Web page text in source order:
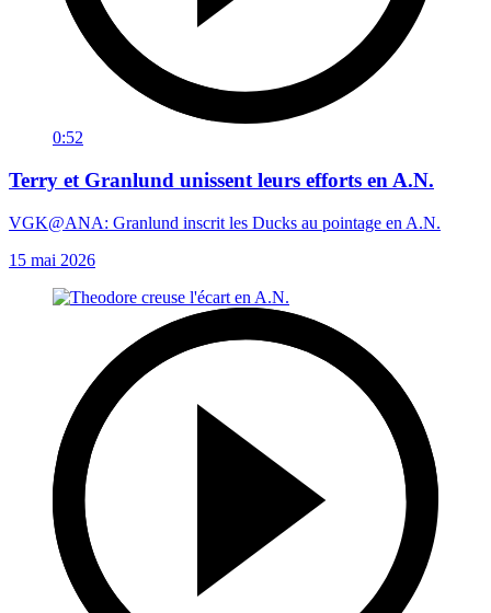
0:52
Terry et Granlund unissent leurs efforts en A.N.
VGK@ANA: Granlund inscrit les Ducks au pointage en A.N.
15 mai 2026